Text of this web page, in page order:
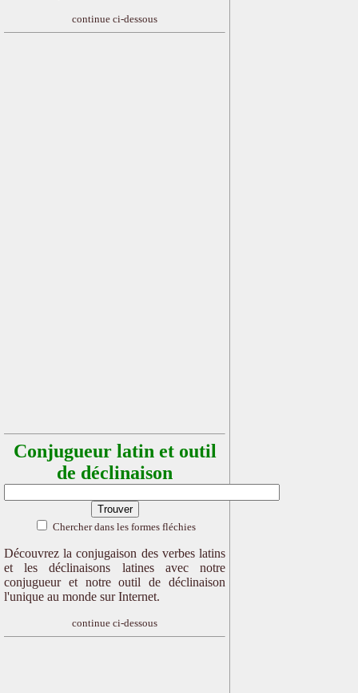
continue ci-dessous
Conjugueur latin et outil
de déclinaison
Chercher dans les formes fléchies
Découvrez la conjugaison des verbes latins
et les déclinaisons latines avec notre
conjugueur et notre outil de déclinaison
l'unique au monde sur Internet.
continue ci-dessous